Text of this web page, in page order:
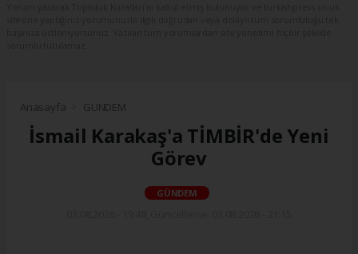
Anasayfa GÜNDEM
İsmail Karakaş'a TİMBİR'de Yeni
Görev
GÜNDEM